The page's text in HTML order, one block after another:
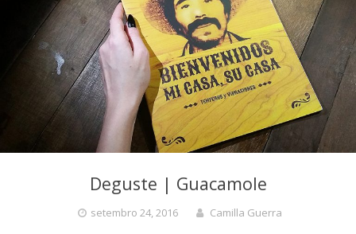
Deguste | Guacamole
setembro 24, 2016 Camilla Guerra